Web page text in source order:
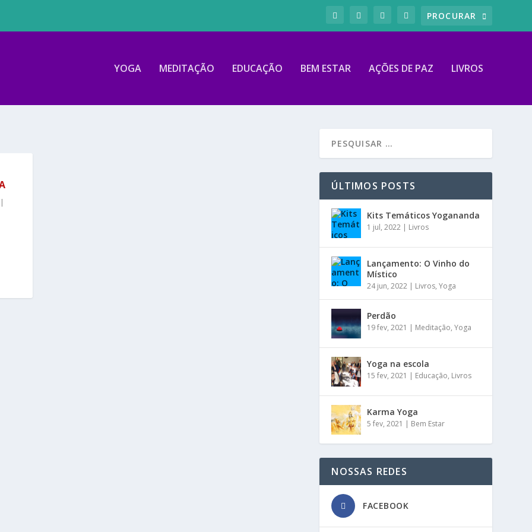
YOGA MEDITAÇÃO EDUCAÇÃO BEM ESTAR AÇÕES DE PAZ LIVROS
|
ÚLTIMOS POSTS
Kits Temáticos Yogananda
1 jul, 2022 | Livros
Lançamento: O Vinho do
Místico
24 jun, 2022 | Livros,Yoga
Perdão
19 fev, 2021 | Meditação,Yoga
Yoga na escola
15 fev, 2021 | Educação, Livros
Karma Yoga
5 fev, 2021 | Bem Estar
NOSSAS REDES
FACEBOOK